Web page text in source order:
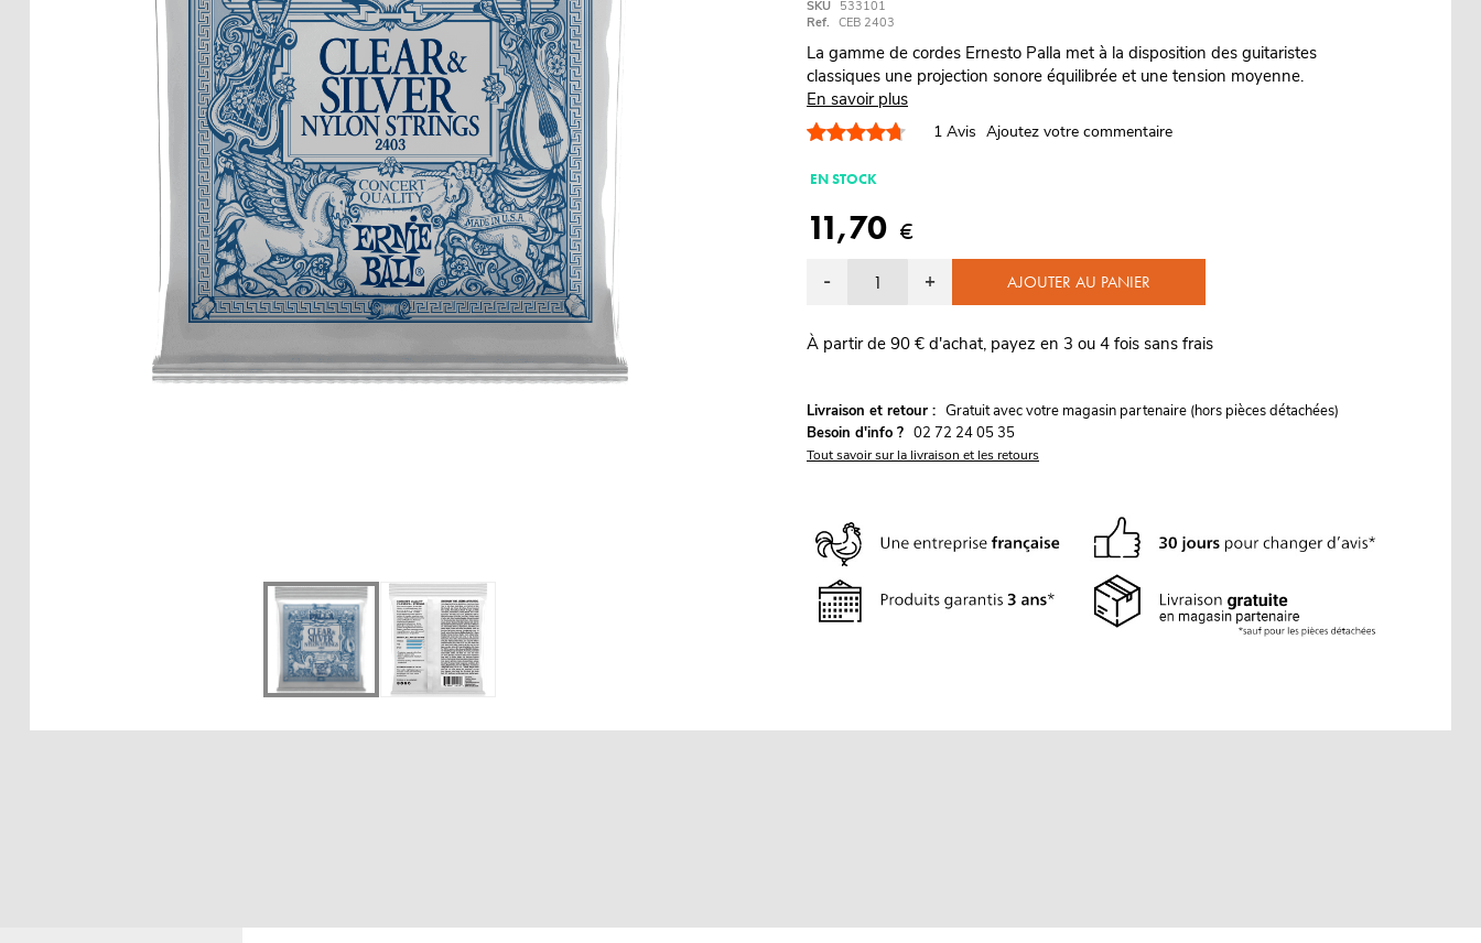
SKU 533101
Ref. CEB 2403
La gamme de cordes Ernesto Palla met à la disposition des guitaristes
classiques une projection sonore équilibrée et une tension moyenne.
En savoir plus
1 Avis Ajoutez votre commentaire
EN STOCK
11,70 €
- + AJOUTER AU PANIER
À partir de 90 € d'achat, payez en 3 ou 4 fois sans frais
Livraison et retour : Gratuit avec votre magasin partenaire (hors pièces détachées)
Besoin d'info ? 02 72 24 05 35
Tout savoir sur la livraison et les retours